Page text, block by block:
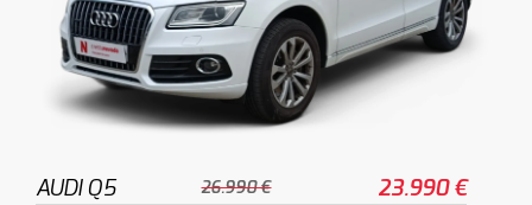
AUDI Q5 26.990 € 23.990 €